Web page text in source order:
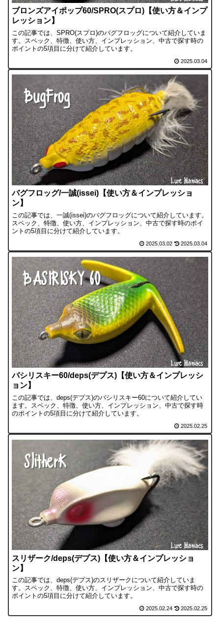
ブロンズアイポップ60/SPRO(スプロ)【使い方＆インプ
レッション】
この記事では、SPRO(スプロ)のバグフロッグについて紹介していま
す。スペック、特徴、使い方、インプレッション、中古で探す時の
ポイントの5項目に分けて紹介しています。
2025.03.04
バグフロッグ/一誠(issei)【使い方＆インプレッショ
ン】
この記事では、一誠(issei)のバグフロッグについて紹介しています。
スペック、特徴、使い方、インプレッション、中古で探す時のポイ
ントの5項目に分けて紹介しています。
2025.03.02 2025.03.04
バシリスキー60/deps(デプス)【使い方＆インプレッシ
ョン】
この記事では、deps(デプス)のバシリスキー60について紹介してい
ます。スペック、特徴、使い方、インプレッション、中古で探す時
のポイントの5項目に分けて紹介しています。
2025.02.25
スリザーク/deps(デプス)【使い方＆インプレッショ
ン】
この記事では、deps(デプス)のスリザークについて紹介していま
す。スペック、特徴、使い方、インプレッション、中古で探す時の
ポイントの5項目に分けて紹介しています。
2025.02.24 2025.02.25